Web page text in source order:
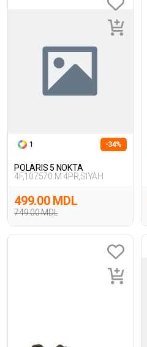
1 -34%
POLARIS 5 NOKTA
4F,107570.M 4PR,SIYAH
749.00 MDL
499.00 MDL